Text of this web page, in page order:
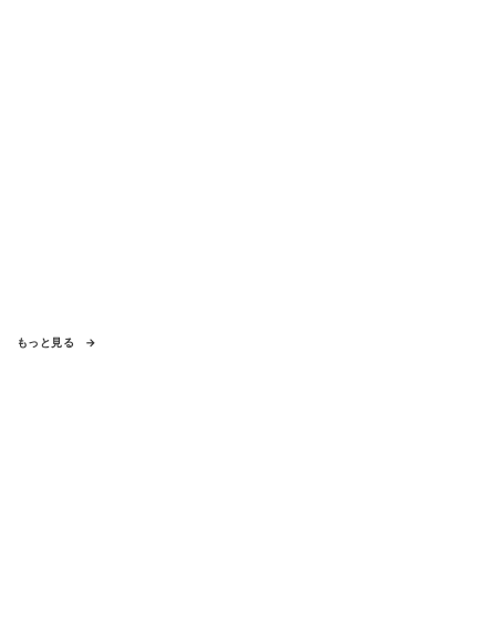
もっと見る